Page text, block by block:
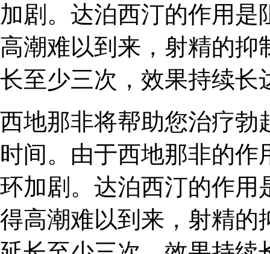
加剧。达泊西汀的作用
高潮难以到来，射精的抑
长至少三次，效果持续长
西地那非将帮助您治疗勃
时间。由于西地那非的
环加剧。达泊西汀的作用
得高潮难以到来，射精的